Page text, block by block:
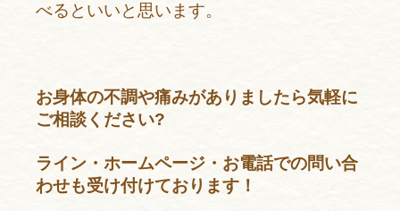
べるといいと思います。
お身体の不調や痛みがありましたら気軽に
ご相談ください?
ライン・ホームページ・お電話での問い合
わせも受け付けております！